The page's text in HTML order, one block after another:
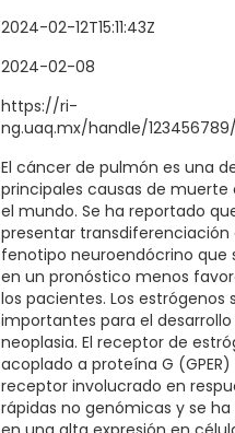
2024-02-12T15:11:43Z
2024-02-08
https://ri-
ng.uaq.mx/handle/
El cáncer de pulmón es una
principales causas de muerte
el mundo. Se ha reportado
presentar transdiferenciación
fenotipo neuroendócrino que
en un pronóstico menos
los pacientes. Los estrógenos
importantes para el
neoplasia. El receptor de
acoplado a proteína G
receptor involucrado en
rápidas no genómicas y se